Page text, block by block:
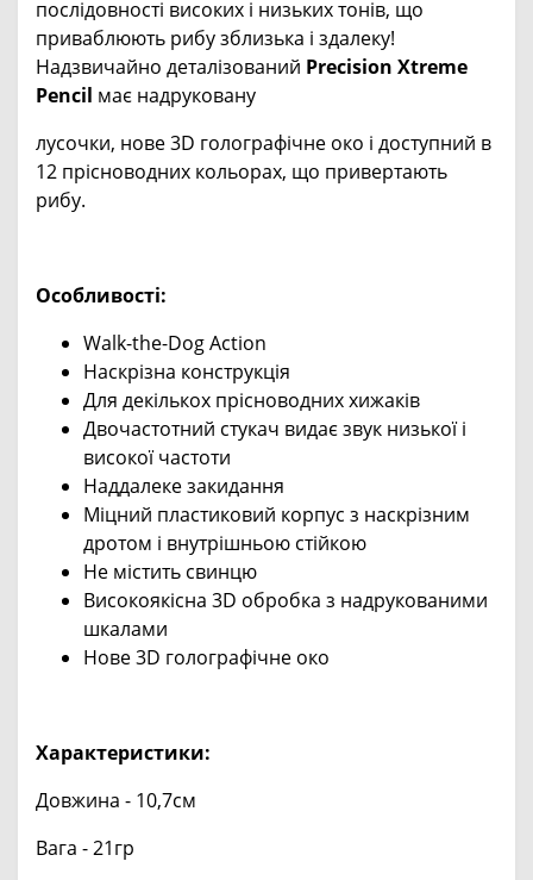
послідовності високих і низьких тонів, що
приваблюють рибу зблизька і здалеку!
Надзвичайно деталізований Precision Xtreme
Pencil має надруковану
лусочки, нове 3D голографічне око і доступний в
12 прісноводних кольорах, що привертають
рибу.
Особливості:
Walk-the-Dog Action
Наскрізна конструкція
Для декількох прісноводних хижаків
Двочастотний стукач видає звук низької і
високої частоти
Наддалеке закидання
Міцний пластиковий корпус з наскрізним
дротом і внутрішньою стійкою
Не містить свинцю
Високоякісна 3D обробка з надрукованими
шкалами
Нове 3D голографічне око
Характеристики:
Довжина - 10,7cм
Вага - 21гр